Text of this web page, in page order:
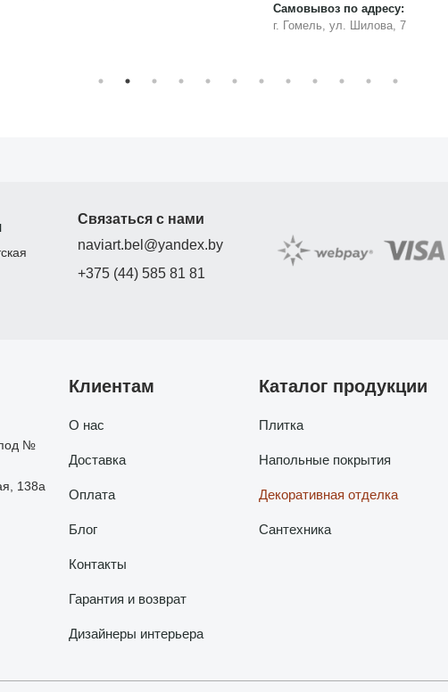
Самовывоз по адресу:
г. Гомель, ул. Шилова, 7
Связаться с нами
naviart.bel@yandex.by
+375 (44) 585 81 81
под №
138а
Клиентам
О нас
Доставка
Оплата
Блог
Контакты
Гарантия и возврат
Дизайнеры интерьера
Каталог продукции
Плитка
Напольные покрытия
Декоративная отделка
Сантехника